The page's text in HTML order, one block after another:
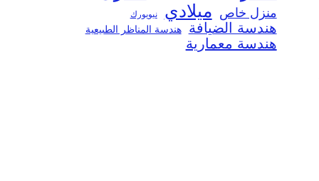
منزل خاص ميلادي نيويورك
هندسة الضيافة هندسة المناظر الطبيعية
هندسة معمارية